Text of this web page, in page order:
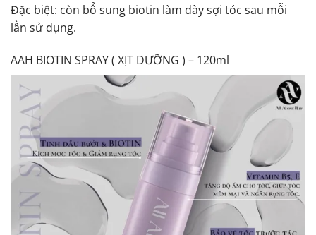
Đặc biệt: còn bổ sung biotin làm dày sợi tóc sau mỗi
lần sử dụng.
AAH BIOTIN SPRAY ( XỊT DƯỠNG ) – 120ml